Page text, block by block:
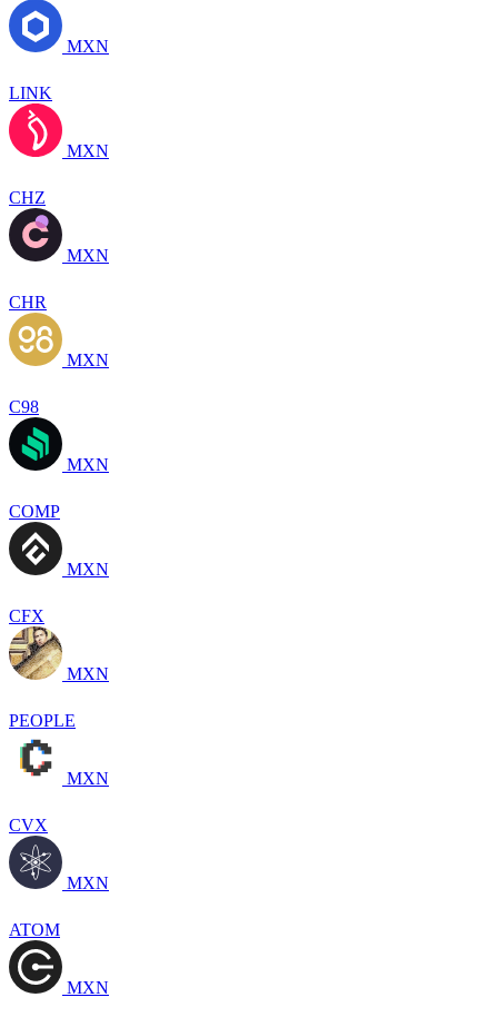
MXN
LINK
MXN
CHZ
MXN
CHR
MXN
C98
MXN
COMP
MXN
CFX
MXN
PEOPLE
MXN
CVX
MXN
ATOM
MXN